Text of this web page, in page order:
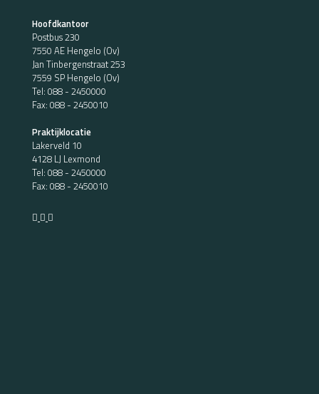
Hoofdkantoor
Postbus 230
7550 AE Hengelo (Ov)
Jan Tinbergenstraat 253
7559 SP Hengelo (Ov)
Tel: 088 - 2450000
Fax: 088 - 2450010
Praktijklocatie
Lakerveld 10
4128 LJ Lexmond
Tel: 088 - 2450000
Fax: 088 - 2450010